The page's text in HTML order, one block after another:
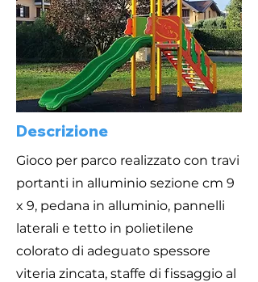
Descrizione
Gioco per parco realizzato con travi
portanti in alluminio sezione cm 9
x 9, pedana in alluminio, pannelli
laterali e tetto in polietilene
colorato di adeguato spessore
viteria zincata, staffe di fissaggio al